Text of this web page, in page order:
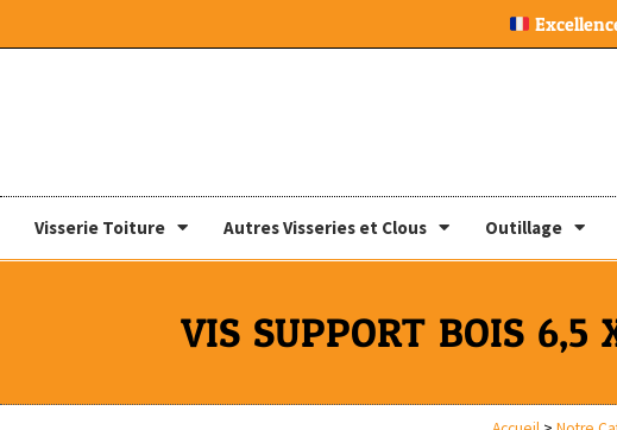
Visserie Toiture Autres Visseries et Clous Outillage
VIS SUPPORT BOIS 6,5